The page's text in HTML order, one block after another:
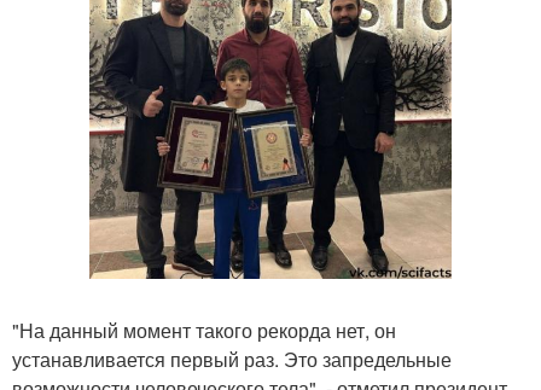
"На данный момент такого рекорда нет, он
устанавливается первый раз. Это запредельные